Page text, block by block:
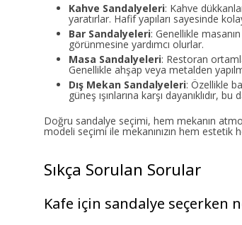
Kahve Sandalyeleri: Kahve
yaratırlar. Hafif yapıları sayesinde
Bar Sandalyeleri: Genellikle
görünmesine yardımcı olurlar.
Masa Sandalyeleri: Restoran
Genellikle ahşap veya metalden
Dış Mekan Sandalyeleri: Özellikle
güneş ışınlarına karşı dayanıklıdır,
Doğru sandalye seçimi, hem mekanın
modeli seçimi ile mekanınızın hem estetik
Sıkça Sorulan Sorular
Kafe için sandalye seçerken